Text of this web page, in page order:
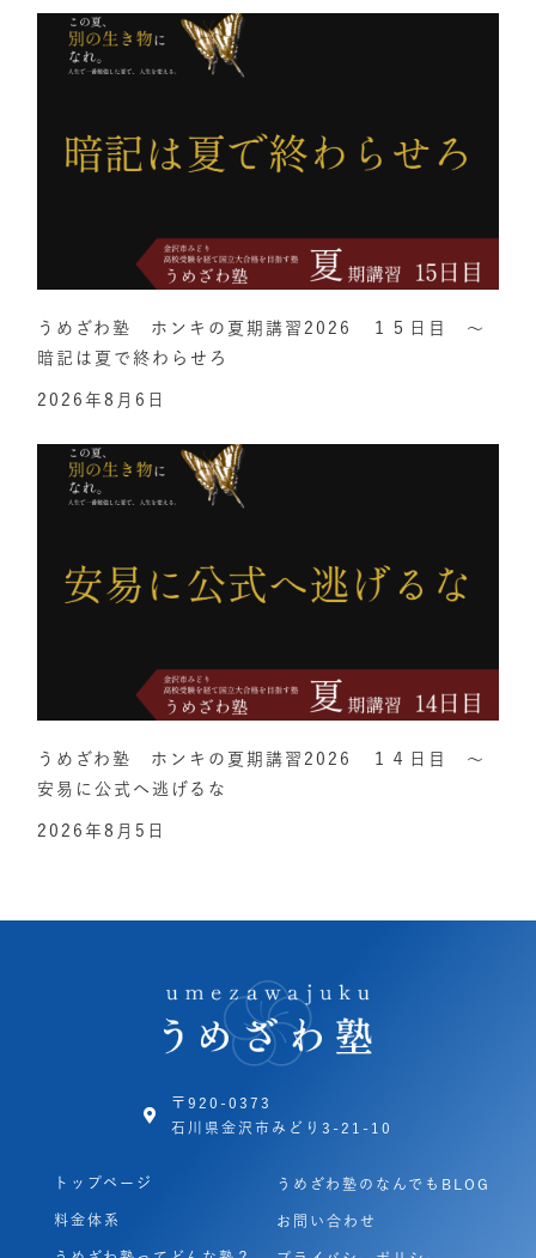
うめざわ塾 ホンキの夏期講習2026 １５日目 ～
暗記は夏で終わらせろ
2026年8月6日
うめざわ塾 ホンキの夏期講習2026 １４日目 ～
安易に公式へ逃げるな
2026年8月5日
〒920-0373
石川県金沢市みどり3-21-10
トップページ
料金体系
うめざわ塾のなんでもBLOG
お問い合わせ